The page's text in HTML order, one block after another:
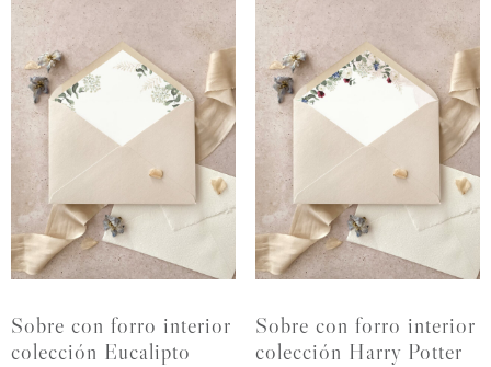
Sobre con forro interior
colección Eucalipto
Sobre con forro interior
colección Harry Potter